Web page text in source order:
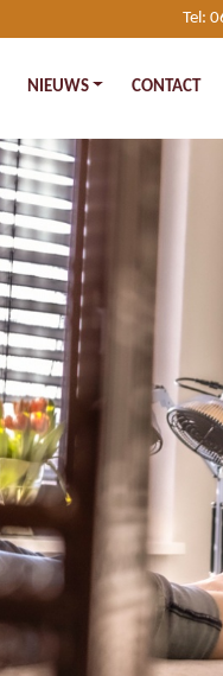
Tel:
NIEUWS CONTACT